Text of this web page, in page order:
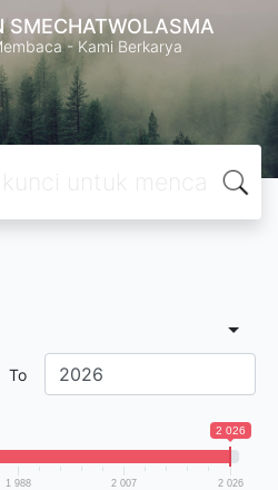
SMECHATWOLASMA
- Kami Berkarya
To
2 026
1 988 2 007 2 026